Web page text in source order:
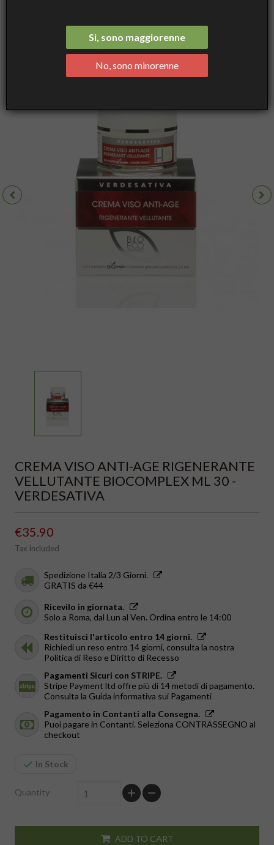
CREMA VISO ANTI-AGE RIGENERANTE
VELLUTANTE BIOCOMPLEX ML 30 -
VERDESATIVA
€35.90
Tax included
Spedizione Italia 2/3 Giorni.
GRATIS da €44
Ricevilo in giornata.
Solo a Roma, dal Lun al Ven. Ordina entro le 14:00
Restituisci l'articolo entro 14 giorni.
Richiedi un reso entro 14 giorni, consulta la nostra
Politica di Reso e Diritto di Recesso
Pagamenti Sicuri con STRIPE.
Stripe Payment ltd offre più di 14 metodi di pagamento.
Consulta la Guida informativa sui Pagamenti
Pagamento in Contanti alla Consegna.
Puoi pagare in Contanti. Seleziona CONTRASSEGNO al
checkout
In Stock
Quantity
ADD TO CART
Si, sono maggiorenne
No, sono minorenne